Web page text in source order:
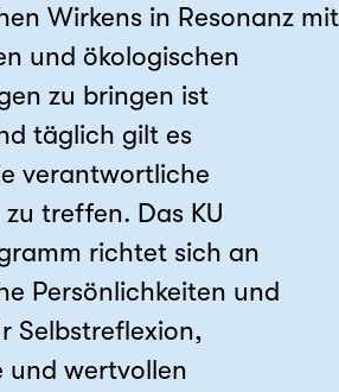
Wirkens in Resonanz mit
und ökologischen
zu bringen ist
täglich gilt es
verantwortliche
treffen. Das KU
richtet sich an
Persönlichkeiten und
Selbstreflexion,
und wertvollen